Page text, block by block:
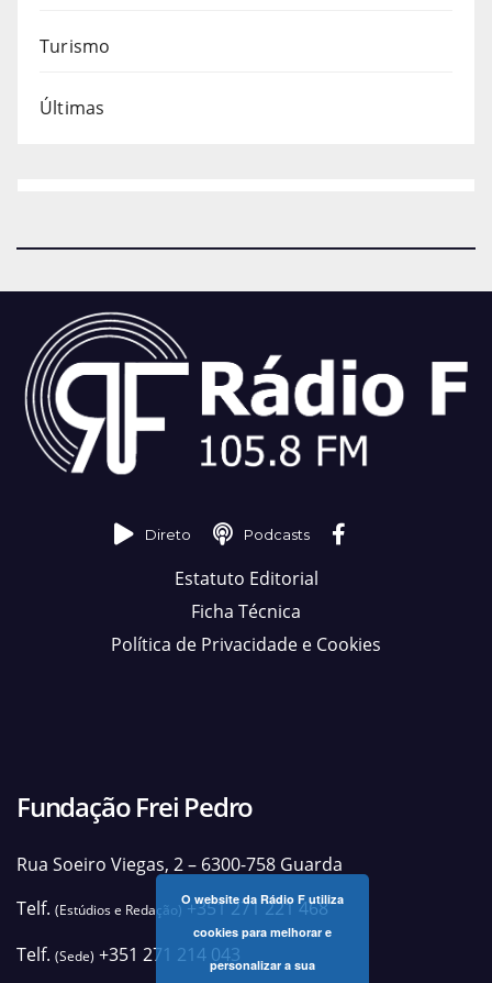
Turismo
Últimas
Direto Podcasts
Estatuto Editorial
Ficha Técnica
Política de Privacidade e Cookies
Fundação Frei Pedro
Rua Soeiro Viegas, 2 – 6300-758 Guarda
Telf. (Estúdios e Redação)+351 271 221 468
Telf. (Sede) +351 271 214 043
O website da Rádio F utiliza
cookies para melhorar e
personalizar a sua